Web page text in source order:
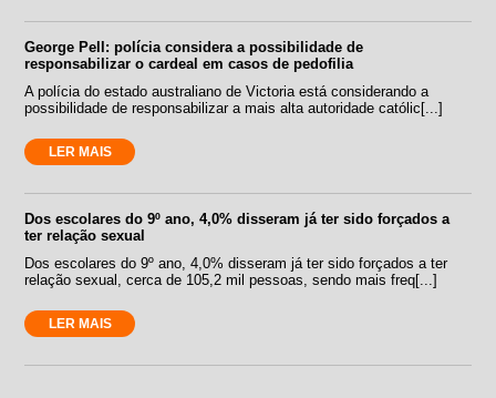
George Pell: polícia considera a possibilidade de
responsabilizar o cardeal em casos de pedofilia
A polícia do estado australiano de Victoria está considerando a
possibilidade de responsabilizar a mais alta autoridade católic[...]
LER MAIS
Dos escolares do 9º ano, 4,0% disseram já ter sido forçados a
ter relação sexual
Dos escolares do 9º ano, 4,0% disseram já ter sido forçados a ter
relação sexual, cerca de 105,2 mil pessoas, sendo mais freq[...]
LER MAIS